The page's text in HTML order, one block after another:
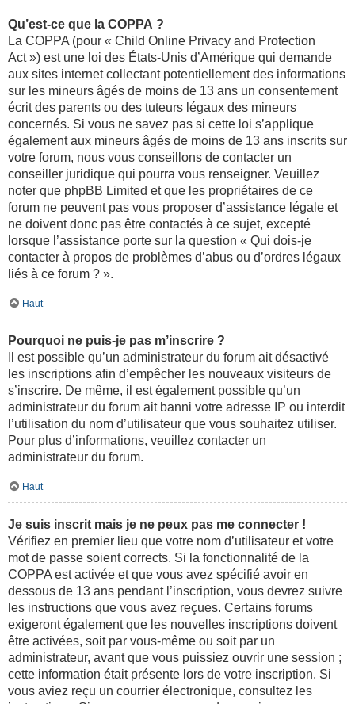
Qu’est-ce que la COPPA ?
La COPPA (pour « Child Online Privacy and Protection
Act ») est une loi des États-Unis d’Amérique qui demande
aux sites internet collectant potentiellement des informations
sur les mineurs âgés de moins de 13 ans un consentement
écrit des parents ou des tuteurs légaux des mineurs
concernés. Si vous ne savez pas si cette loi s’applique
également aux mineurs âgés de moins de 13 ans inscrits sur
votre forum, nous vous conseillons de contacter un
conseiller juridique qui pourra vous renseigner. Veuillez
noter que phpBB Limited et que les propriétaires de ce
forum ne peuvent pas vous proposer d’assistance légale et
ne doivent donc pas être contactés à ce sujet, excepté
lorsque l’assistance porte sur la question « Qui dois-je
contacter à propos de problèmes d’abus ou d’ordres légaux
liés à ce forum ? ».
Haut
Pourquoi ne puis-je pas m’inscrire ?
Il est possible qu’un administrateur du forum ait désactivé
les inscriptions afin d’empêcher les nouveaux visiteurs de
s’inscrire. De même, il est également possible qu’un
administrateur du forum ait banni votre adresse IP ou interdit
l’utilisation du nom d’utilisateur que vous souhaitez utiliser.
Pour plus d’informations, veuillez contacter un
administrateur du forum.
Haut
Je suis inscrit mais je ne peux pas me connecter !
Vérifiez en premier lieu que votre nom d’utilisateur et votre
mot de passe soient corrects. Si la fonctionnalité de la
COPPA est activée et que vous avez spécifié avoir en
dessous de 13 ans pendant l’inscription, vous devrez suivre
les instructions que vous avez reçues. Certains forums
exigeront également que les nouvelles inscriptions doivent
être activées, soit par vous-même ou soit par un
administrateur, avant que vous puissiez ouvrir une session ;
cette information était présente lors de votre inscription. Si
vous aviez reçu un courrier électronique, consultez les